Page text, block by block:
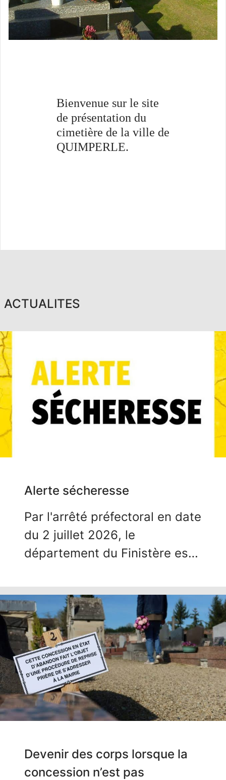
Bienvenue sur le site
de présentation du
cimetière de la ville de
QUIMPERLE.
ACTUALITES
Alerte sécheresse
Par l'arrêté préfectoral en date
du 2 juillet 2026, le
département du Finistère est
Devenir des corps lorsque la
concession n’est pas